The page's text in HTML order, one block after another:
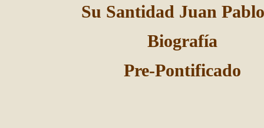
Su Santidad Juan
Biografía
Pre-Pontificado